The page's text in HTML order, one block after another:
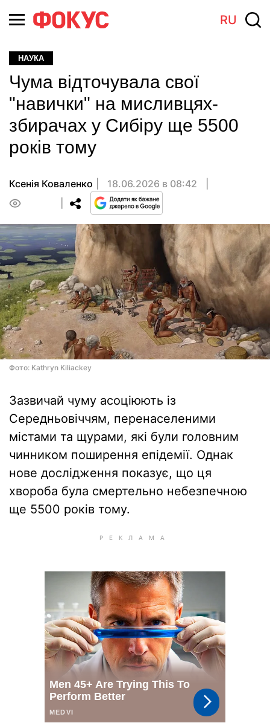
RU
НАУКА
Чума відточувала свої
"навички" на мисливцях-
збирачах у Сибіру ще 5500
років тому
Ксенія Коваленко
18.06.2026 в 08:42
Фото: Kathryn Kiliackey
Зазвичай чуму асоціюють із
Середньовіччям, перенаселеними
містами та щурами, які були головним
чинником поширення епідемії. Однак
нове дослідження показує, що ця
хвороба була смертельно небезпечною
ще 5500 років тому.